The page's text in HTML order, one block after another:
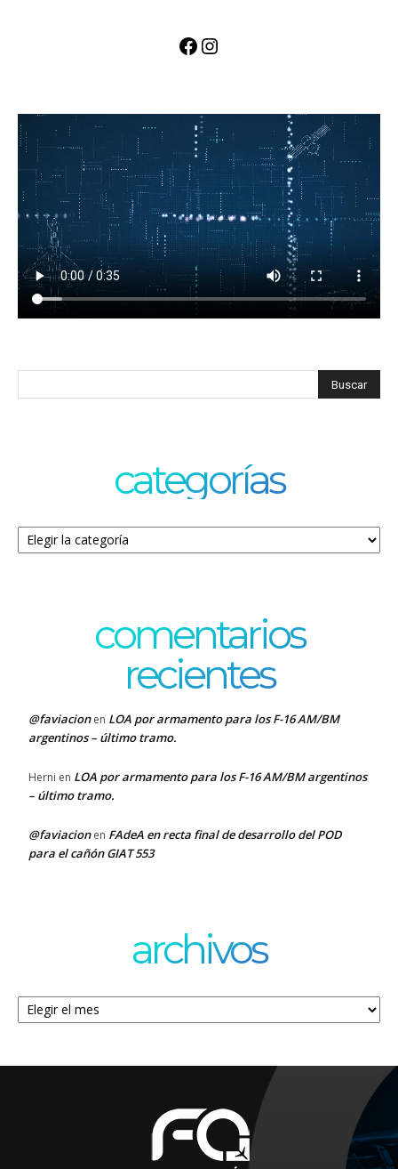
Facebook
Instagram
categorías
Categorías
comentarios
recientes
@faviacionen LOA por armamento para los F-16 AM/BM
argentinos – último tramo.
Herni en LOA por armamento para los F-16 AM/BM argentinos
– último tramo.
@faviacionen FAdeA en recta final de desarrollo del POD
para el cañón GIAT 553
archivos
Archivos